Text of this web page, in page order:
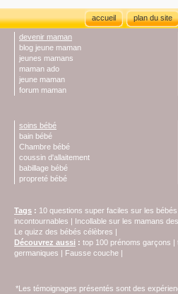
accueil plan du site
devenir maman
blog jeune maman
jeunes mamans
maman ado
jeune maman
forum maman
soins bébé
bain bébé
Chambre bébé
coussin d'allaitement
babillage bébé
propreté bébé
Tags : 10 questions super faciles sur les bébés
incontournables | Incollable sur les mamans
Le quizz des bébés célèbres |
Découvrez aussi : top 100 prénoms garçons |
germaniques | Fausse couche |
*Les témoignages présentés sont des